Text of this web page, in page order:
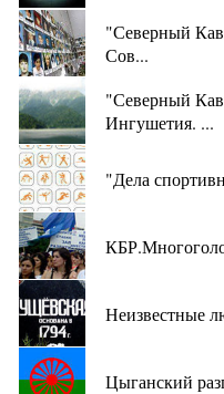
"Северный
Сов...
"Северный
Ингушетия. ...
"Дела
Неизвестные
Цыганский